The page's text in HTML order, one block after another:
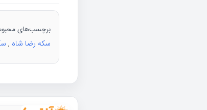
برچسب‌های
سکه رضا شاه ,